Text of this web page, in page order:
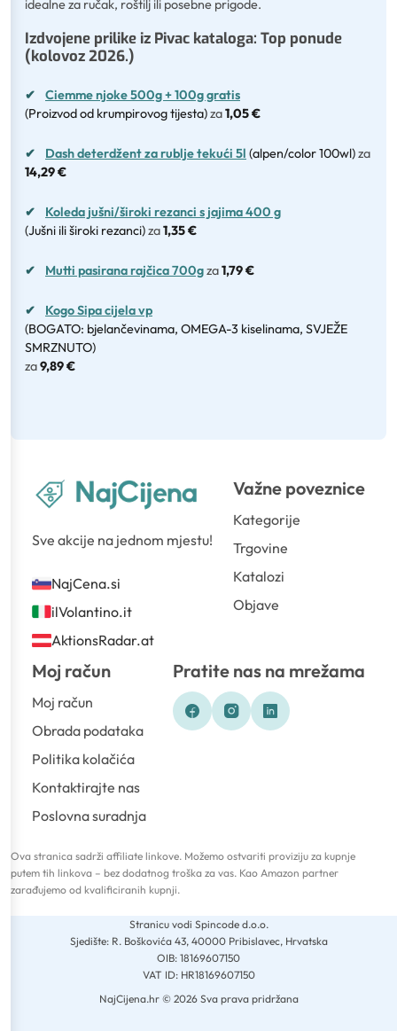
idealne za ručak, roštilj ili posebne prigode.
Izdvojene prilike iz Pivac kataloga: Top ponude
(kolovoz 2026.)
✔
Ciemme njoke 500g + 100g gratis
(Proizvod od krumpirovog tijesta)za1,05 €
✔ Dash deterdžent za rublje tekući 5l (alpen/color 100wl)za
14,29 €
✔
Koleda jušni/široki rezanci s jajima 400 g
(Jušni ili široki rezanci)za1,35 €
✔ Mutti pasirana rajčica 700gza1,79 €
✔
Kogo Sipa cijela vp
(BOGATO: bjelančevinama, OMEGA-3 kiselinama, SVJEŽE
SMRZNUTO)
za9,89 €
Sve akcije na jednom mjestu!
NajCena.si
ilVolantino.it
AktionsRadar.at
Važne poveznice
Kategorije
Trgovine
Katalozi
Objave
Moj račun
Moj račun
Obrada podataka
Politika kolačića
Kontaktirajte nas
Poslovna suradnja
Pratite nas na mrežama
Ova stranica sadrži affiliate linkove. Možemo ostvariti proviziju za kupnje
putem tih linkova – bez dodatnog troška za vas. Kao Amazon partner
zarađujemo od kvalificiranih kupnji.
Stranicu vodi Spincode d.o.o.
Sjedište: R. Boškovića 43, 40000 Pribislavec, Hrvatska
OIB: 18169607150
VAT ID: HR18169607150
NajCijena.hr © 2026 Sva prava pridržana